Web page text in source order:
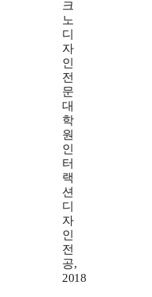
크
노
디
자
인
전
문
대
학
원
인
터
랙
션
디
자
인
전
공,
2018